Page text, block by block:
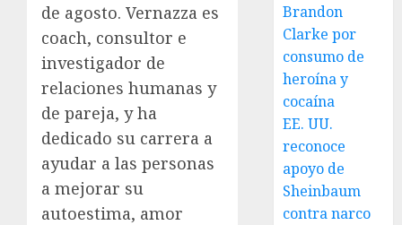
de agosto. Vernazza es
coach, consultor e
investigador de
relaciones humanas y
de pareja, y ha
dedicado su carrera a
ayudar a las personas
a mejorar su
autoestima, amor
Brandon
Clarke por
consumo de
heroína y
cocaína
EE. UU.
reconoce
apoyo de
Sheinbaum
contra narco